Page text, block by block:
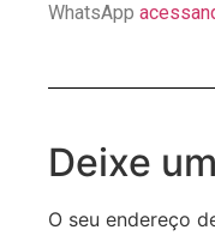
WhatsApp
Deixe
O seu endereço